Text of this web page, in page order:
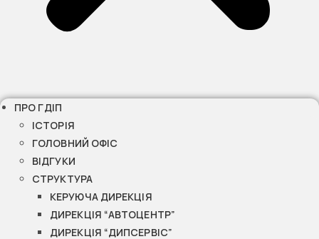
ПРО ГДІП
ІСТОРІЯ
ГОЛОВНИЙ ОФІС
ВІДГУКИ
СТРУКТУРА
КЕРУЮЧА ДИРЕКЦІЯ
ДИРЕКЦІЯ “АВТОЦЕНТР”
ДИРЕКЦІЯ “ДИПСЕРВІС”